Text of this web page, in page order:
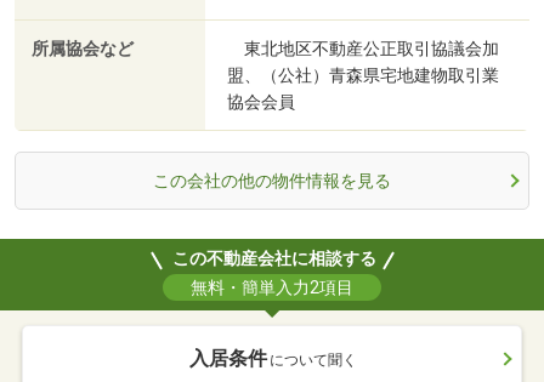
所属協会など
東北地区不動産公正取引協議会加
盟、（公社）青森県宅地建物取引業
協会会員
この会社の他の物件情報を見る
この不動産会社に相談する
無料・簡単入力2項目
入居条件 について聞く